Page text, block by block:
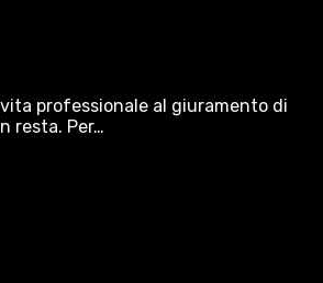
professionale al giuramento di
resta. Per…